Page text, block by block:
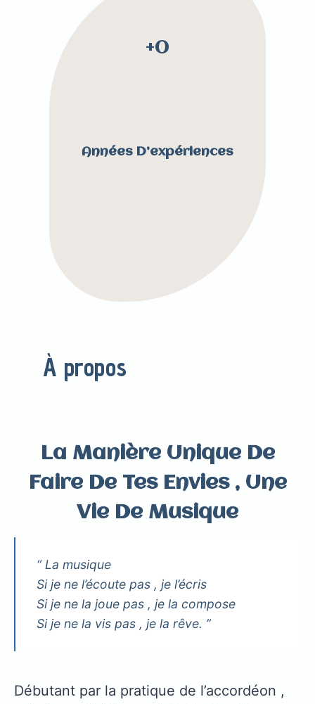
+0
Années D’expériences
À propos
La Manière Unique De
Faire De Tes Envies , Une
Vie De Musique
“ La musique
Si je ne l’écoute pas , je l’écris
Si je ne la joue pas , je la compose
Si je ne la vis pas , je la rêve. ”
Débutant par la pratique de l’accordéon ,